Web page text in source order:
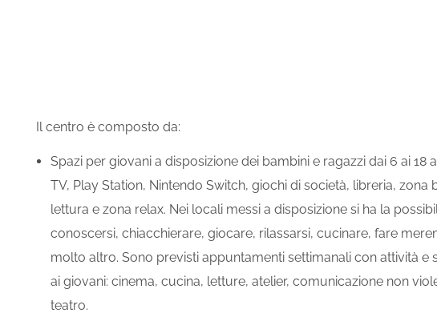
Il centro è composto da:
Spazi per giovani a disposizione dei bambini e ragazzi dai 6 ai 18
TV, Play Station, Nintendo Switch, giochi di società, libreria, zona
lettura e zona relax. Nei locali messi a disposizione si ha la
conoscersi, chiacchierare, giocare, rilassarsi, cucinare, fare
molto altro. Sono previsti appuntamenti settimanali con attività e
ai giovani: cinema, cucina, letture, atelier, comunicazione non
teatro.